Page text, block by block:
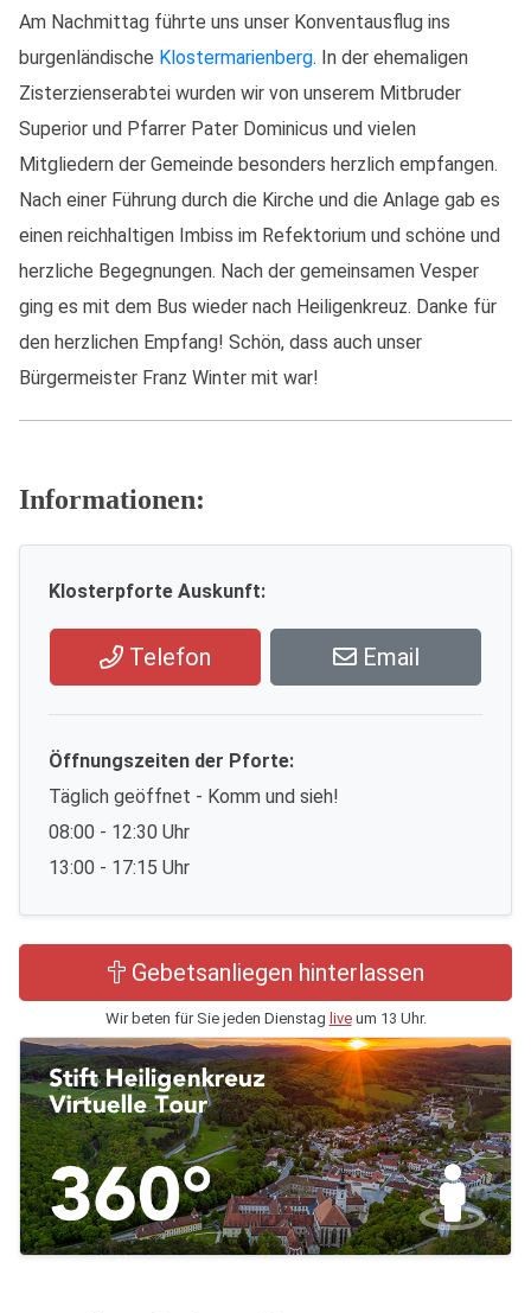
Am Nachmittag führte uns unser Konventausflug ins
burgenländische Klostermarienberg. In der ehemaligen
Zisterzienserabtei wurden wir von unserem Mitbruder
Superior und Pfarrer Pater Dominicus und vielen
Mitgliedern der Gemeinde besonders herzlich empfangen.
Nach einer Führung durch die Kirche und die Anlage gab es
einen reichhaltigen Imbiss im Refektorium und schöne und
herzliche Begegnungen. Nach der gemeinsamen Vesper
ging es mit dem Bus wieder nach Heiligenkreuz. Danke für
den herzlichen Empfang! Schön, dass auch unser
Bürgermeister Franz Winter mit war!
Informationen:
Klosterpforte Auskunft:
Telefon Email
Öffnungszeiten der Pforte:
Täglich geöffnet - Komm und sieh!
08:00 - 12:30 Uhr
13:00 - 17:15 Uhr
Gebetsanliegen hinterlassen
Wir beten für Sie jeden Dienstag liveum 13 Uhr.